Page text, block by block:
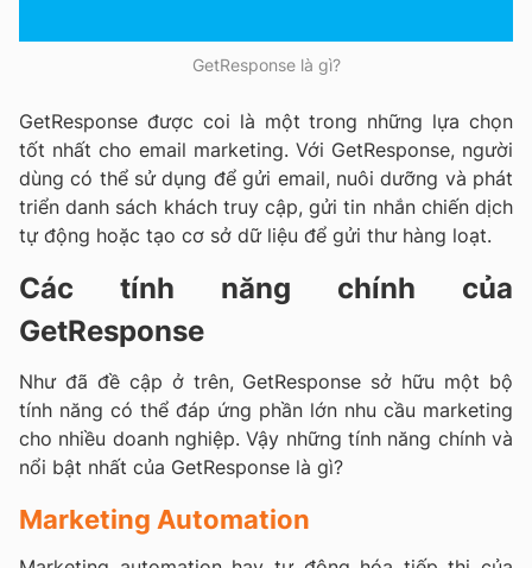
GetResponse là gì?
GetResponse được coi là một trong những lựa chọn
tốt nhất cho email marketing. Với GetResponse, người
dùng có thể sử dụng để gửi email, nuôi dưỡng và phát
triển danh sách khách truy cập, gửi tin nhắn chiến dịch
tự động hoặc tạo cơ sở dữ liệu để gửi thư hàng loạt.
Các tính năng chính của
GetResponse
Như đã đề cập ở trên, GetResponse sở hữu một bộ
tính năng có thể đáp ứng phần lớn nhu cầu marketing
cho nhiều doanh nghiệp. Vậy những tính năng chính và
nổi bật nhất của GetResponse là gì?
Marketing Automation